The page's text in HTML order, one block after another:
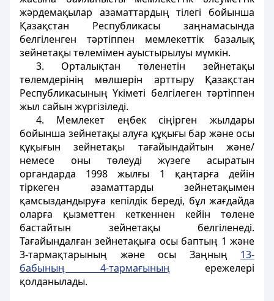
жәрдемақылар азаматтардың тiлегi бойынша
Қазақстан Республикасы заңнамасында
белгiленген тәртiппен мемлекеттік базалық
зейнетақы төлемiмен ауыстырылуы мүмкiн.
3. Орталықтан төленетін зейнетақы
төлемдерінің мөлшерін арттыру Қазақстан
Республикасының Үкіметі белгілеген тәртіппен
жыл сайын жүргізіледі.
4. Мемлекет еңбек сiңiрген жылдары
бойынша зейнетақы алуға құқығы бар және осы
құқығын зейнетақы тағайындайтын және/
немесе оны төлеудi жүзеге асыратын
органдарда 1998 жылғы 1 қаңтарға дейiн
тiркеген азаматтарды зейнетақымен
қамсыздандыруға кепiлдiк бередi, бұл жағдайда
оларға қызметтен кеткеннен кейiн төлене
бастайтын зейнетақы белгiленедi.
Тағайындалған зейнетақыға осы баптың 1 және
3-тармақтарының және осы Заңның 13-
бабының 4-тармағының ережелерi
қолданылады.